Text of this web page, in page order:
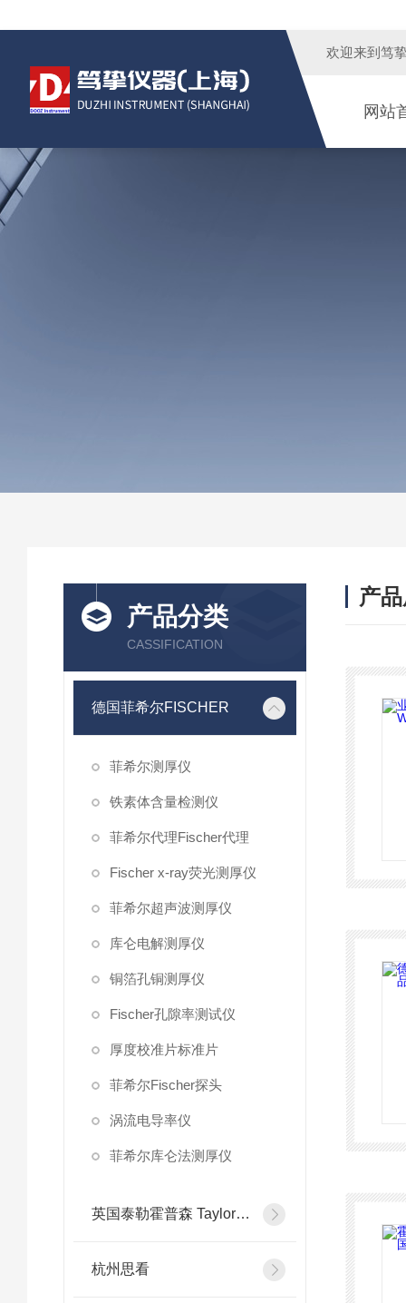
欢迎来到 笃
网站
产品分类
CASSIFICATION
德国菲希尔FISCHER
菲希尔测厚仪
铁素体含量检测仪
菲希尔代理Fischer代理
Fischer x-ray荧光测厚仪
菲希尔超声波测厚仪
库仑电解测厚仪
铜箔孔铜测厚仪
Fischer孔隙率测试仪
厚度校准片标准片
菲希尔Fischer探头
涡流电导率仪
菲希尔库仑法测厚仪
英国泰勒霍普森 Taylor Hobson
杭州思看
产